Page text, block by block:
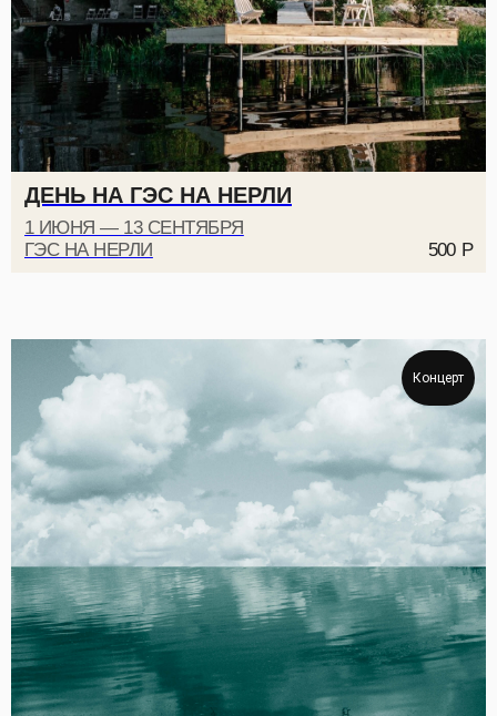
ДЕНЬ НА ГЭС НА НЕРЛИ
1 ИЮНЯ — 13 СЕНТЯБРЯ
ГЭС НА НЕРЛИ
500 Р
Концерт
ПОДПИШИТЕСЬ НА РАССЫЛКУ, ЧТОБЫ
БЫТЬ В КУРСЕ ВСЕХ СОБЫТИЙ
Даюсогласие на рассылку
Даюсогласие на обработку персональных данных для
рассылки
Ознакомлен и согласен сполитикой
конфиденциальности
ПОДПИСАТЬСЯ